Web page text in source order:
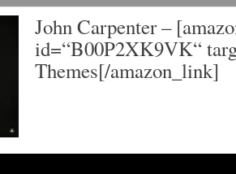
John Carpenter–
id=“B00P2XK9VK“
Themes[/amazon_link]